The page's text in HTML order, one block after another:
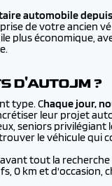
automobile depuis
de votre ancien
plus économique,
D'AUTOJM ?
type. Chaque jour,
leur projet
seniors
le véhicule qui
tout la
0 km et